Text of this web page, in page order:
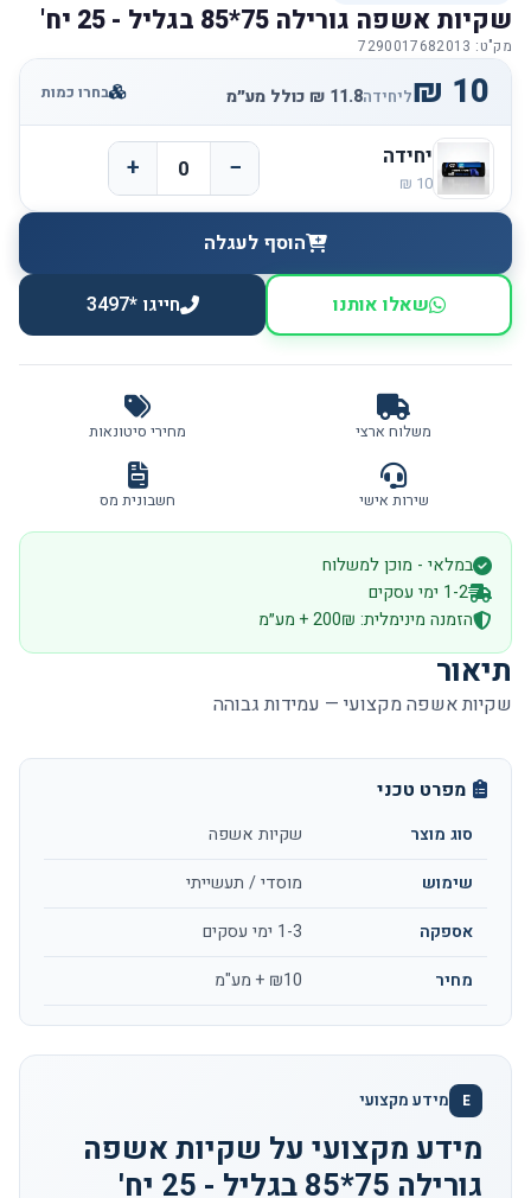
שקיות אשפה גורילה 75*85 בגליל - 25 יח'
מק"ט: 7290017682013
ליחידה בחרו כמות
יחידה −
+
הוסף לעגלה
שאלו אותנו חייגו *3497
משלוח ארצי מחירי סיטונאות
שירות אישי חשבונית מס
במלאי - מוכן למשלוח
1-2 ימי עסקים
הזמנה מינימלית: 200₪ + מע״מ
תיאור
שקיות אשפה מקצועי — עמידות גבוהה
מפרט טכני
סוג מוצר
שקיות אשפה
שימוש
מוסדי / תעשייתי
אספקה
1-3 ימי עסקים
מחיר
₪10 + מע"מ
E מידע מקצועי
מידע מקצועי על שקיות אשפה
גורילה 75*85 בגליל - 25 יח'